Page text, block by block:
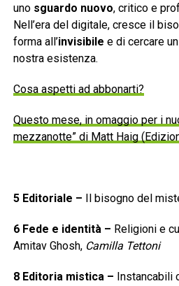
uno sguardo nuovo, critico e
Nell’era del digitale, cresce il
forma all’invisibile e di cercare un
nostra esistenza.
Cosa aspetti ad abbonarti?
Questo mese, in omaggio per i
mezzanotte” di Matt Haig
5 Editoriale – Il bisogno del
6 Fede e identità– Religioni e
Amitav Ghosh, Camilla Tettoni
8 Editoria mistica– Instancabili